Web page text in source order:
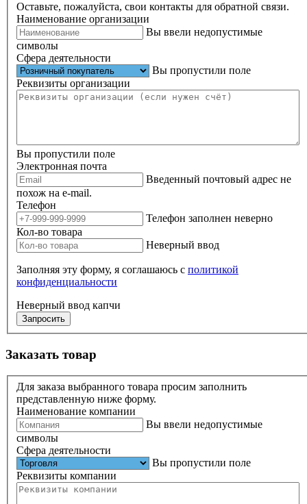
Оставьте, пожалуйста, свои контакты для обратной связи.
Наименование организации
Вы ввели недопустимые
символы
Сфера деятельности
Вы пропустили поле
Реквизиты организации
Вы пропустили поле
Электронная почта
Введенный почтовый адрес не
похож на e-mail.
Телефон
Телефон заполнен неверно
Кол-во товара
Неверный ввод
Заполняя эту форму, я соглашаюсь с политикой
конфиденциальности
Неверный ввод капчи
Запросить
Заказать товар
Для заказа выбранного товара просим заполнить
представленную ниже форму.
Наименование компании
Вы ввели недопустимые
символы
Сфера деятельности
Вы пропустили поле
Реквизиты компании